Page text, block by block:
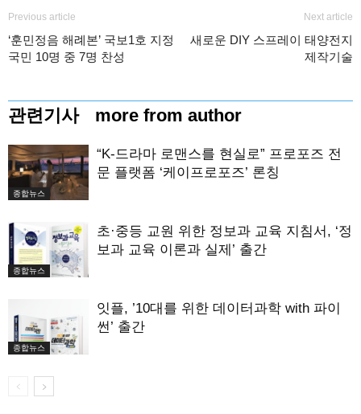
Previous article
‘훈민정음 해례본’ 국보1호 지정
국민 10명 중 7명 찬성
Next article
새로운 DIY 스프레이 태양전지
제작기술
관련기사 more from author
종합뉴스
“K-드라마 로맨스를 현실로” 프로포즈 전
문 플랫폼 ‘케이프로포즈’ 론칭
종합뉴스
초·중등 교원 위한 정보과 교육 지침서, ‘정
보과 교육 이론과 실제’ 출간
종합뉴스
잇플, ’10대를 위한 데이터과학 with 파이
썬’ 출간